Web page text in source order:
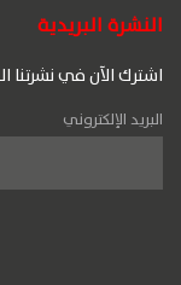
النشرة البريدية
اشترك الآن في نشرتنا
البريد الإلكتروني